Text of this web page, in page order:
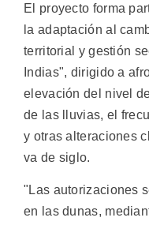
El proyecto forma
la adaptación al
territorial y gestión
Indias", dirigido a
elevación del nivel
de las lluvias, el
y otras alteraciones
va de siglo.
"Las autorizaciones
en las dunas,